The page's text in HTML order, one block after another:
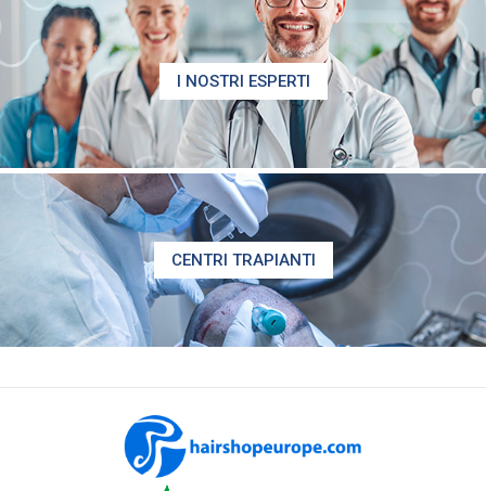
I NOSTRI ESPERTI
CENTRI TRAPIANTI